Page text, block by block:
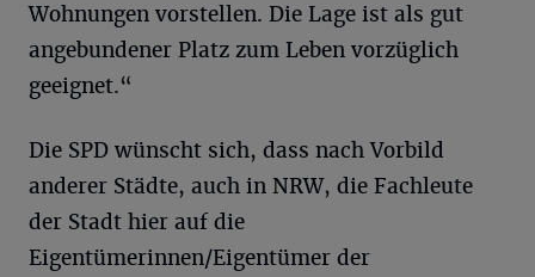
Wohnungen vorstellen. Die Lage ist als gut
angebundener Platz zum Leben vorzüglich
geeignet.“
Die SPD wünscht sich, dass nach Vorbild
anderer Städte, auch in NRW, die Fachleute
der Stadt hier auf die
Eigentümerinnen/Eigentümer der